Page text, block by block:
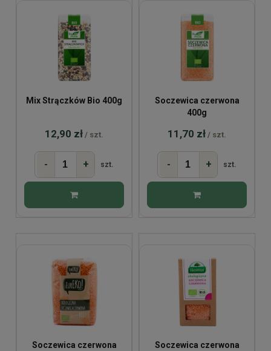
Mix Strączków Bio 400g
12,90 zł / szt.
- + szt.
Soczewica czerwona
400g
11,70 zł / szt.
- + szt.
Soczewica czerwona
Soczewica czerwona